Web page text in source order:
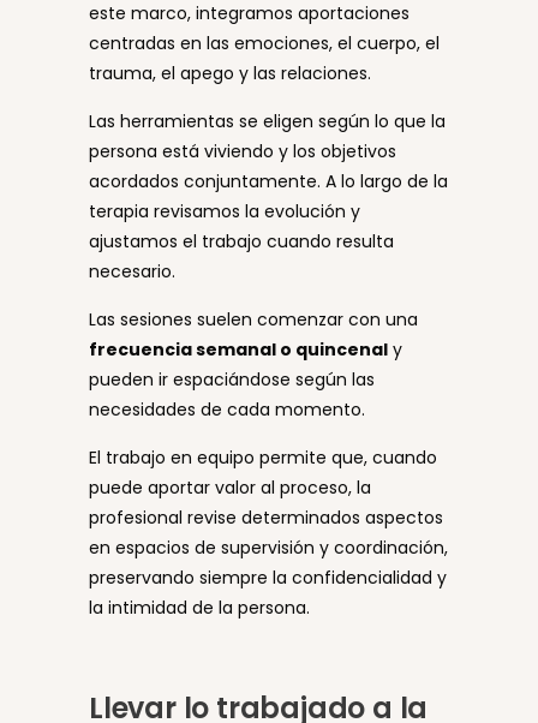
este marco, integramos aportaciones
centradas en las emociones, el cuerpo, el
trauma, el apego y las relaciones.
Las herramientas se eligen según lo que la
persona está viviendo y los objetivos
acordados conjuntamente. A lo largo de la
terapia revisamos la evolución y
ajustamos el trabajo cuando resulta
necesario.
Las sesiones suelen comenzar con una
frecuencia semanal o quincenal y
pueden ir espaciándose según las
necesidades de cada momento.
El trabajo en equipo permite que, cuando
puede aportar valor al proceso, la
profesional revise determinados aspectos
en espacios de supervisión y coordinación,
preservando siempre la confidencialidad y
la intimidad de la persona.
Llevar lo trabajado a la